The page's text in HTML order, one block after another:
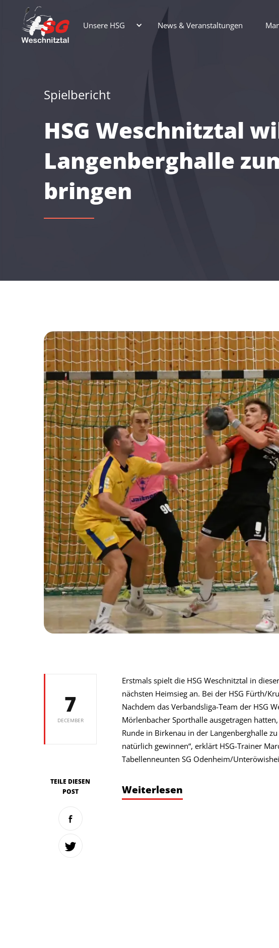
Unsere HSG News & Veranstaltungen
Spielbericht
HSG Weschnitztal
Langenberghalle
bringen
7
DECEMBER
TEILE DIESEN
POST
Erstmals spielt die HSG Weschnitztal in
nächsten Heimsieg an. Bei der HSG Fürth/
Nachdem das Verbandsliga-Team der HSG
Mörlenbacher Sporthalle ausgetragen
Runde in Birkenau in der Langenberghalle
natürlich gewinnen“, erklärt HSG-Trainer
Tabellenneunten SG Odenheim/
Weiterlesen